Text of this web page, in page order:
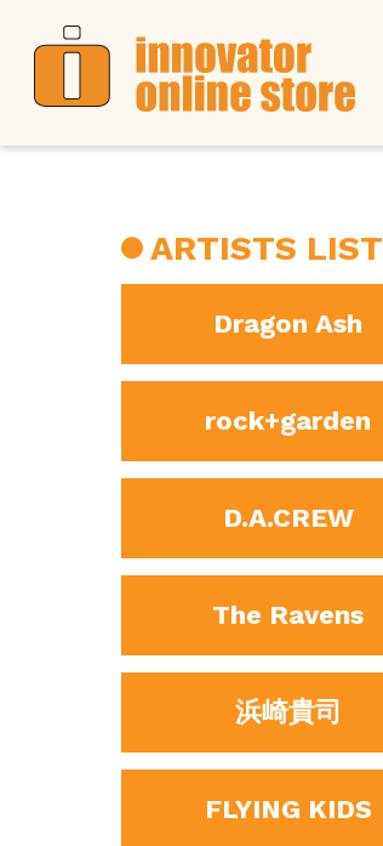
ARTISTS LIST
Dragon Ash
rock+garden
D.A.CREW
The Ravens
浜崎貴司
FLYING KIDS